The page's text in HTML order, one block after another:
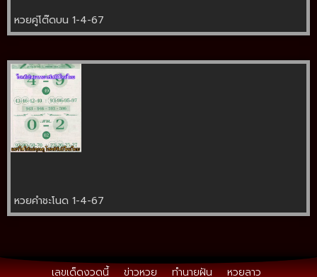
หวยคู่โต๊ดบน 1-4-67
หวยคำชะโนด 1-4-67
เลขเด็ดงวดนี้ ข่าวหวย ทำนายฝัน หวยลาว